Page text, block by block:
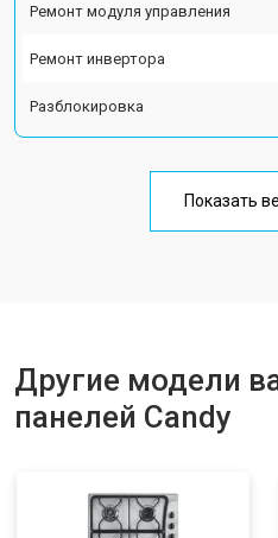
Ремонт модуля управления
Ремонт инвертора
Разблокировка
Показать
Другие модели
панелей Candy